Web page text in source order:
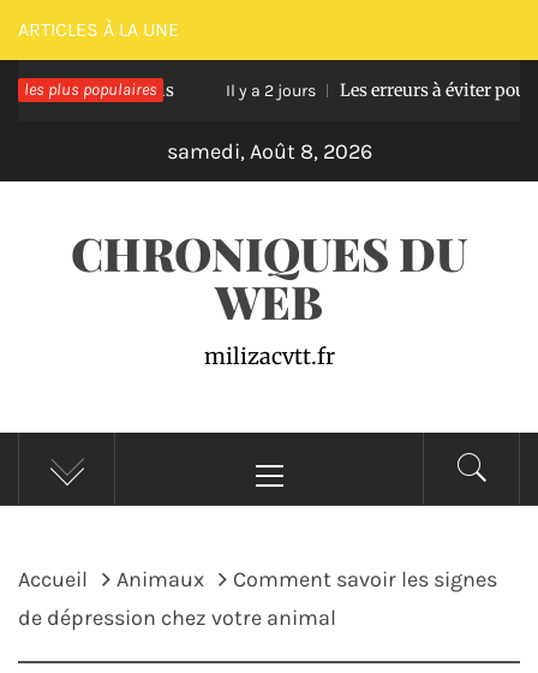
Passer
au
contenu
ARTICLES À LA UNE
les plus populaires
en bois Il y a 2 jours Les erreurs à éviter pour réussir
samedi, Août 8, 2026
CHRONIQUES DU
WEB
milizacvtt.fr
principal
Accueil Animaux
Comment savoir les signes
de dépression chez votre animal